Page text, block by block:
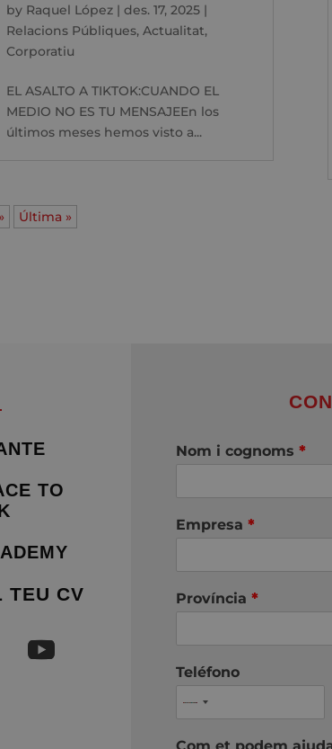
by Raquel López| des. 17, 2025|
Relacions Públiques, Actualitat,
Corporatiu
EL ASALTO A TIKTOK:CUANDO EL
MEDIO NO ES TU MENSAJEEn los
últimos meses hemos visto a...
» Última »
TO
TEU CV
Nom i cognoms *
Empresa *
Província *
Teléfono